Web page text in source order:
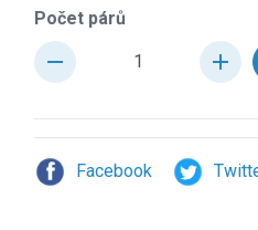
Počet párů
remove add
Facebook